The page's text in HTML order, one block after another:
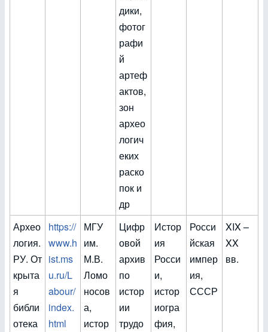
дики,
фотог
рафи
й
артеф
актов,
зон
архео
логич
еких
раско
пок и
др
Архео
логия.
РУ. От
крыта
я
библи
отека
https://
www.h
ist.ms
u.ru/L
abour/
index.
html
МГУ
им.
М.В.
Ломо
носов
а,
истор
Цифр
овой
архив
по
истор
ии
трудо
Истор
ия
Росси
и,
истор
иогра
фия,
Росси
йская
импер
ия,
СССР
XIX –
XX
вв.